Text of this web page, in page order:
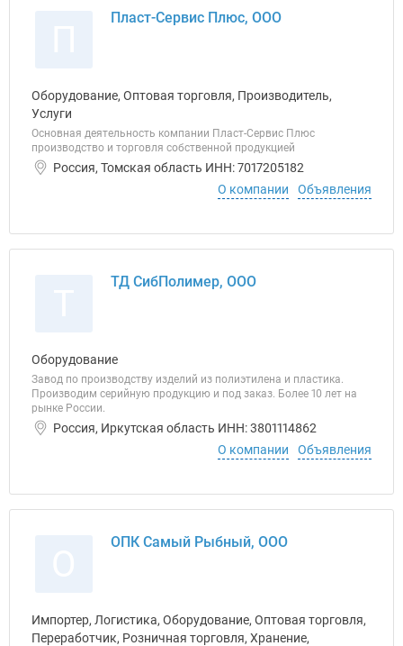
Пласт-Сервис Плюс, ООО
Оборудование, Оптовая торговля, Производитель,
Услуги
Основная деятельность компании Пласт-Сервис Плюс
производство и торговля собственной продукцией
Россия, Томская область ИНН: 7017205182
О компании
Объявления
ТД СибПолимер, ООО
Оборудование
Завод по производству изделий из полиэтилена и пластика.
Производим серийную продукцию и под заказ. Более 10 лет на
рынке России.
Россия, Иркутская область ИНН: 3801114862
О компании
Объявления
ОПК Самый Рыбный, ООО
Импортер, Логистика, Оборудование, Оптовая торговля,
Переработчик, Розничная торговля, Хранение,